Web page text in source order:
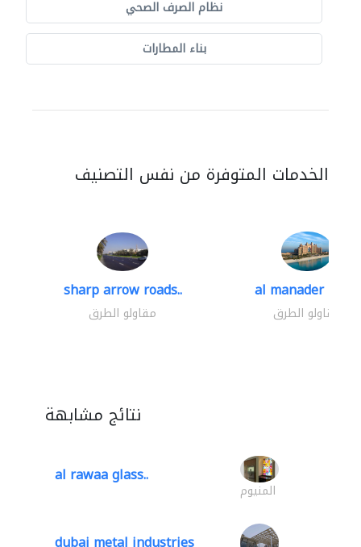
نظام الصرف الصحي
بناء المطارات
الخدمات المتوفرة من نفس التصنيف
sharp arrow roads..
مقاولو الطرق
al manader road..
مقاولو الطرق
نتائج مشابهة
al rawaa glass..
المنيوم